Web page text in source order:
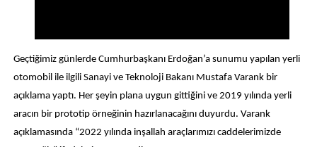
Geçtiğimiz günlerde Cumhurbaşkanı Erdoğan’a sunumu yapılan yerli
otomobil ile ilgili Sanayi ve Teknoloji Bakanı Mustafa Varank bir
açıklama yaptı. Her şeyin plana uygun gittiğini ve 2019 yılında yerli
aracın bir prototip örneğinin hazırlanacağını duyurdu. Varank
açıklamasında “2022 yılında inşallah araçlarımızı caddelerimizde